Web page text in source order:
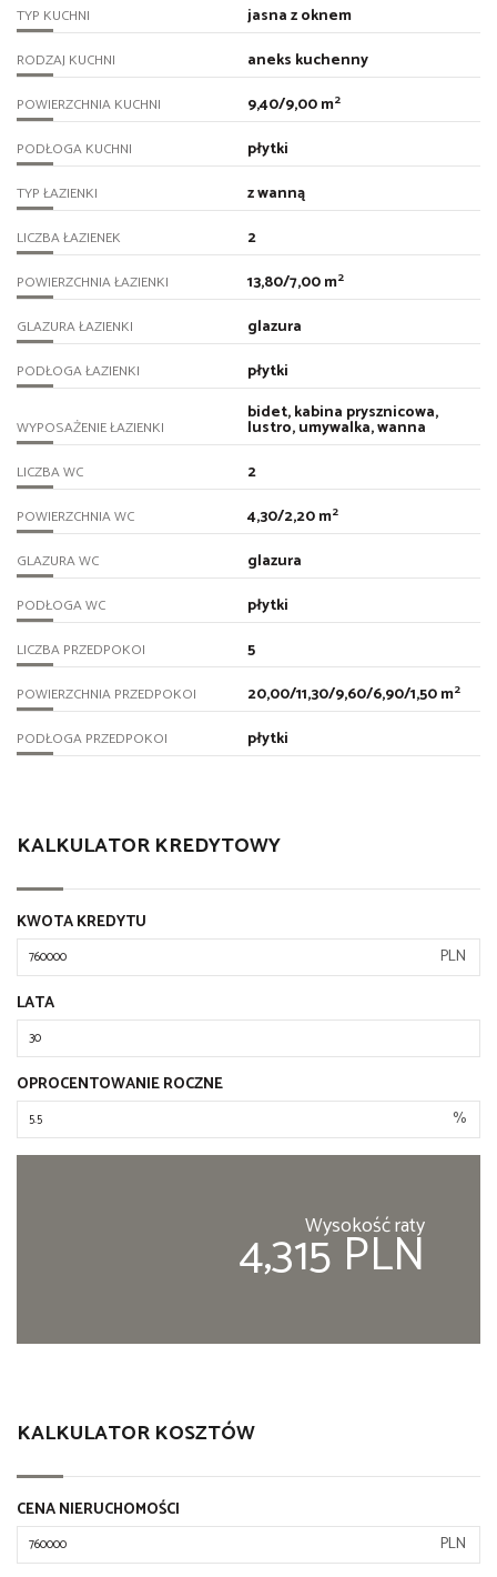
TYP KUCHNI jasna z oknem
RODZAJ KUCHNI aneks kuchenny
POWIERZCHNIA KUCHNI 9,40/9,00 m2
PODŁOGA KUCHNI płytki
TYP ŁAZIENKI z wanną
LICZBA ŁAZIENEK 2
POWIERZCHNIA ŁAZIENKI 13,80/7,00 m2
GLAZURA ŁAZIENKI glazura
PODŁOGA ŁAZIENKI płytki
WYPOSAŻENIE ŁAZIENKI
bidet, kabina prysznicowa,
lustro, umywalka, wanna
LICZBA WC 2
POWIERZCHNIA WC 4,30/2,20 m2
GLAZURA WC glazura
PODŁOGA WC płytki
LICZBA PRZEDPOKOI 5
POWIERZCHNIA PRZEDPOKOI 20,00/11,30/9,60/6,90/1,50 m2
PODŁOGA PRZEDPOKOI płytki
KALKULATOR KREDYTOWY
KWOTA KREDYTU
PLN
LATA
OPROCENTOWANIE ROCZNE
%
Wysokość raty
4,315 PLN
KALKULATOR KOSZTÓW
CENA NIERUCHOMOŚCI
PLN